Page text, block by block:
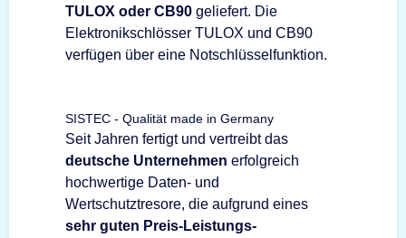
TULOX oder CB90 geliefert. Die
Elektronikschlösser TULOX und CB90
verfügen über eine Notschlüsselfunktion.
SISTEC - Qualität made in Germany
Seit Jahren fertigt und vertreibt das
deutsche Unternehmen erfolgreich
hochwertige Daten- und
Wertschutztresore, die aufgrund eines
sehr guten Preis-Leistungs-